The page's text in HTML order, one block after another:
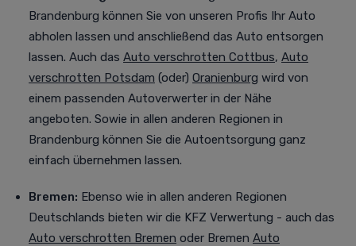
Brandenburg können Sie von unseren Profis Ihr Auto
abholen lassen und anschließend das Auto entsorgen
lassen. Auch das Auto verschrotten Cottbus, Auto
verschrotten Potsdam (oder) Oranienburg wird von
einem passenden Autoverwerter in der Nähe
angeboten. Sowie in allen anderen Regionen in
Brandenburg können Sie die Autoentsorgung ganz
einfach übernehmen lassen.
Bremen: Ebenso wie in allen anderen Regionen
Deutschlands bieten wir die KFZ Verwertung - auch das
Auto verschrotten Bremen oder Bremen Auto